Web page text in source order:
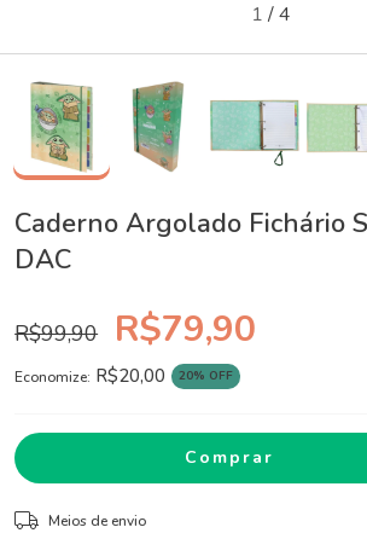
1 /4
Caderno Argolado Fichário
DAC
R$99,90 R$79,90
Economize: R$20,00 20% OFF
Entregas para o CEP:
Meios de envio